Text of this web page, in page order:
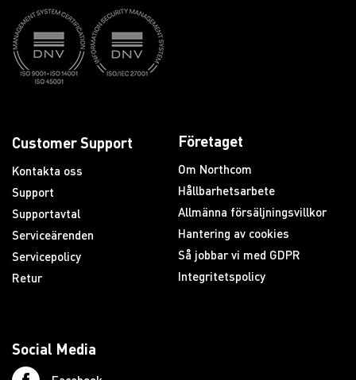
Customer Support
Kontakta oss
Support
Supportavtal
Serviceärenden
Servicepolicy
Retur
Företaget
Om Northcom
Hållbarhetsarbete
Allmänna försäljningsvillkor
Hantering av cookies
Så jobbar vi med GDPR
Integritetspolicy
Social Media